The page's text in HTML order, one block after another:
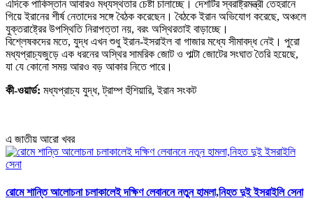
এদিকে পাকিস্তান আবারও মধ্যস্থতার চেষ্টা চালাচ্ছে। দেশটির স্বরাষ্ট্রমন্ত্রী তেহরানে
গিয়ে ইরানের শীর্ষ নেতাদের সঙ্গে বৈঠক করেছেন। বৈঠকে ইরান অভিযোগ করেছে, অঞ্চলে
যুক্তরাষ্ট্রের উপস্থিতি নিরাপত্তা নয়, বরং অস্থিরতাই বাড়াচ্ছে।
বিশ্লেষকদের মতে, যুদ্ধ এখন শুধু ইরান-ইসরাইল বা গাজার মধ্যে সীমাবদ্ধ নেই। পুরো
মধ্যপ্রাচ্যজুড়ে এক ধরনের অস্থির সামরিক জোট ও পাল্টা জোটের সংঘাত তৈরি হয়েছে,
যা যে কোনো সময় আরও বড় আকার নিতে পারে।
কী-ওয়ার্ড: মধ্যপ্রাচ্য যুদ্ধ, ট্রাম্প হুঁশিয়ারি, ইরান সংকট
এ জাতীয় আরো খবর
রোমে শান্তি আলোচনা চলাকালেই দক্ষিণ লেবাননে নতুন হামলা,নিহত দুই ইসরাইলি সেনা